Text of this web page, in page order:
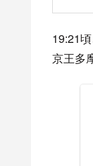
19:21
京王多